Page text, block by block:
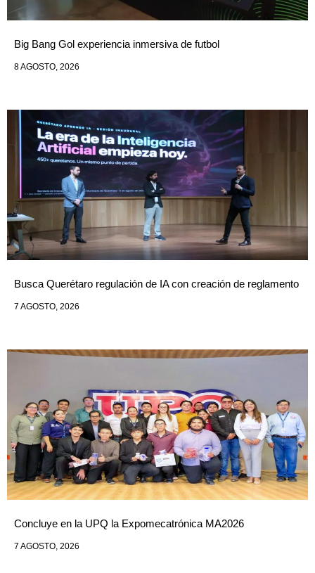
Big Bang Gol experiencia inmersiva de futbol
8 AGOSTO, 2026
Busca Querétaro regulación de IA con creación de reglamento
7 AGOSTO, 2026
Concluye en la UPQ la Expomecatrónica MA2026
7 AGOSTO, 2026